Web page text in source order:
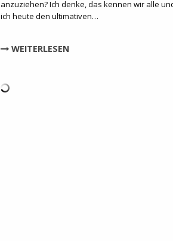
anzuziehen? Ich denke, das kennen wir alle
ich heute den ultimativen…
WEITERLESEN